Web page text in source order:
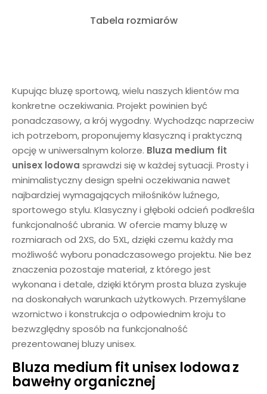
Tabela rozmiarów
Kupując bluzę sportową, wielu naszych klientów ma
konkretne oczekiwania. Projekt powinien być
ponadczasowy, a krój wygodny. Wychodząc naprzeciw
ich potrzebom, proponujemy klasyczną i praktyczną
opcję w uniwersalnym kolorze. Bluza medium fit
unisex lodowa sprawdzi się w każdej sytuacji. Prosty i
minimalistyczny design spełni oczekiwania nawet
najbardziej wymagających miłośników luźnego,
sportowego stylu. Klasyczny i głęboki odcień podkreśla
funkcjonalność ubrania. W ofercie mamy bluzę w
rozmiarach od 2XS, do 5XL, dzięki czemu każdy ma
możliwość wyboru ponadczasowego projektu. Nie bez
znaczenia pozostaje materiał, z którego jest
wykonana i detale, dzięki którym prosta bluza zyskuje
na doskonałych warunkach użytkowych. Przemyślane
wzornictwo i konstrukcja o odpowiednim kroju to
bezwzględny sposób na funkcjonalność
prezentowanej bluzy unisex.
Bluza medium fit unisex lodowaz
bawełny organicznej